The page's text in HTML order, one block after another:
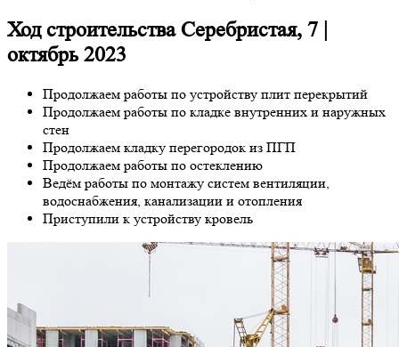
Ход строительства Серебристая, 7 |
октябрь 2023
Продолжаем работы по устройству плит перекрытий
Продолжаем работы по кладке внутренних и наружных
стен
Продолжаем кладку перегородок из ПГП
Продолжаем работы по остеклению
Ведём работы по монтажу систем вентиляции,
водоснабжения, канализации и отопления
Приступили к устройству кровель